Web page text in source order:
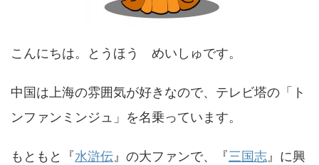
こんにちは。とうほう めいしゅです。
中国は上海の雰囲気が好きなので、テレビ塔の「ト
ンファンミンジュ」を名乗っています。
もともと『水滸伝』の大ファンで、『三国志』に興